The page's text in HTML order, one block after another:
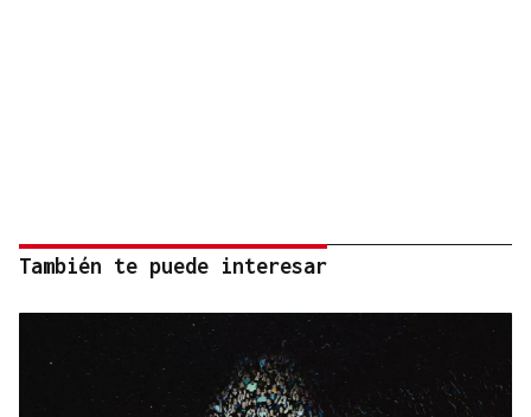
También te puede interesar